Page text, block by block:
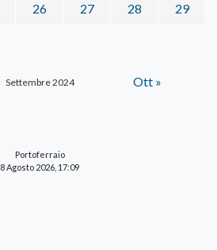
Settembre 2024
26 27 28 29
Ott »
Portoferraio
8 Agosto 2026, 17:09